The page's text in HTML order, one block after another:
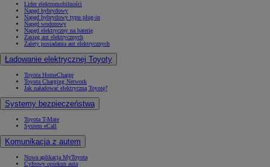
Lider elektromobilności
Napęd hybrydowy
Napęd hybrydowy typu plug-in
Napęd wodorowy
Napęd elektryczny na baterię
Zasięg aut elektrycznych
Zalety posiadania aut elektrycznych
Ładowanie elektrycznej Toyoty
Toyota HomeCharge
Toyota Charging Network
Jak naładować elektryczną Toyotę?
Systemy bezpieczeństwa
Toyota T-Mate
System eCall
Komunikacja z autem
Nowa aplikacja MyToyota
Cyfrowy opiekun auta